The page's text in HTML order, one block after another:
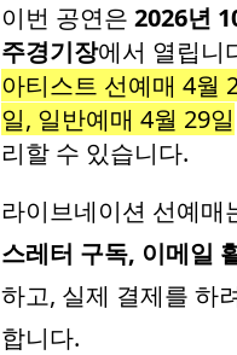
이번 공연은 2026년
주경기장에서 열립니
아티스트 선예매 4월
일, 일반예매 4월 29일
리할 수 있습니다.
라이브네이션 선예매
스레터 구독, 이메일
하고, 실제 결제를 하
합니다.